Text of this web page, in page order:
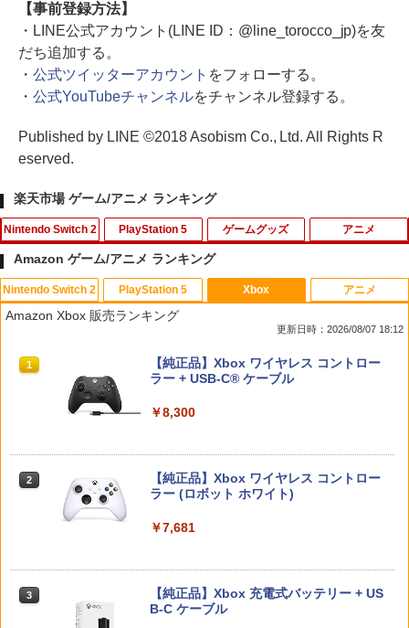
【事前登録方法】
・LINE公式アカウント(LINE ID：@line_torocco_jp)を友
だち追加する。
・ 公式ツイッターアカウント をフォローする。
・ 公式YouTubeチャンネルをチャンネル登録する。
Published by LINE ©2018 Asobism Co., Ltd. All Rights R
eserved.
楽天市場 ゲーム/アニメ ランキング
Nintendo Switch 2
1
【楽天ブックス限定特典】ドンキーコン
グ バナンザ(「スーパーマリオ」ステッ
￥7,902
￥8,118
￥8,470
PlayStation 5
1
【レビュー評価上昇中】 新型 PS5 Slim /
PS5 Pro 冷却ファン PS5スリム用 冷却
ファン 自動温度検出 3段階風速調整 LED
プレステ5スリム用 ディスク/デジタル版
対応 PS5 周辺機器 PS5 Pro 新型PS5
￥2,580
2
【特典】テイルズ オブ エターニア リマ
スター PS5版(【早期購入特典】超冒険
PS5対応バッグ PS5対応リュック Pla
ゲームグッズ
1 【中古】大乱闘スマッシュブラザーズX
￥5,480
アニメ
1
【中古】アラジン ジャファーの逆襲 [レ
ンタル落ち] [Blu-ray] [ブルーレイ]
￥3,907
y】/アニメーション[Blu-ray]【返品種別
A】
Amazon ゲーム/アニメ ランキング
Nintendo Switch 2
1
スプラトゥーン レイダース|オンライン
コード版
￥5,832
スプラトゥーン レイダース -Switch2
￥6,445
PlayStation 5
1
PlayStation 5 デジタル・エディション
日本語専用 Console Language: Japan
Beast of Reincarnation -PS5 【特典】
Xbox
Amazon Xbox 販売ランキング
更新日時：2026/08/07 18:12
1
【純正品】Xbox ワイヤレス コントロー
ラー + USB-C® ケーブル
￥8,300
2
【純正品】Xbox ワイヤレス コントロー
ラー (ロボット ホワイト)
￥7,681
3
【純正品】Xbox 充電式バッテリー + US
B-C ケーブル
アニメ